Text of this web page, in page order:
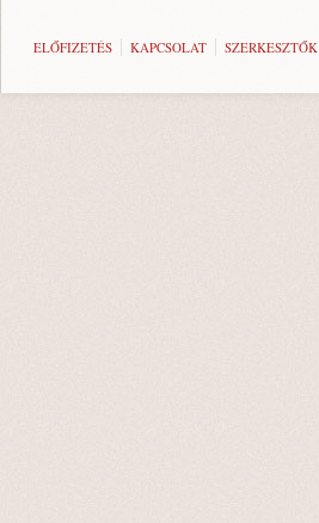
ELŐFIZETÉS KAPCSOLAT SZERKESZTŐK